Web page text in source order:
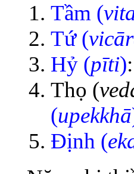
Tầm (
Tứ (
Hỷ (pīti)
Thọ (
(upekkhā
Định (